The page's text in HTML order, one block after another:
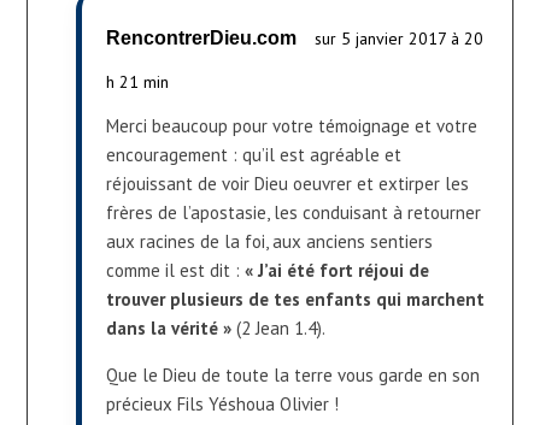
RencontrerDieu.com
sur 5 janvier 2017 à 20
h 21 min
Merci beaucoup pour votre témoignage et votre
encouragement : qu’il est agréable et
réjouissant de voir Dieu oeuvrer et extirper les
frères de l’apostasie, les conduisant à retourner
aux racines de la foi, aux anciens sentiers
comme il est dit :« J’ai été fort réjoui de
trouver plusieurs de tes enfants qui marchent
dans la vérité » (2 Jean 1.4).
Que le Dieu de toute la terre vous garde en son
précieux Fils Yéshoua Olivier !